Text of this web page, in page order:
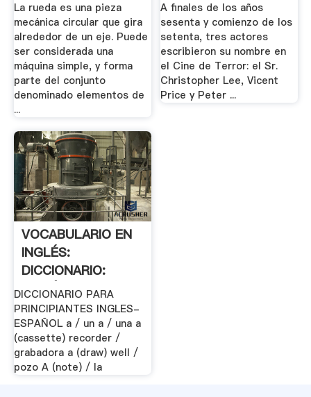
La rueda es una pieza
mecánica circular que gira
alrededor de un eje. Puede
ser considerada una
máquina simple, y forma
parte del conjunto
denominado elementos de
...
A finales de los años
sesenta y comienzo de los
setenta, tres actores
escribieron su nombre en
el Cine de Terror: el Sr.
Christopher Lee, Vicent
Price y Peter ...
VOCABULARIO EN
INGLÉS:
DICCIONARIO:
INGLÉS .
DICCIONARIO PARA
PRINCIPIANTES INGLES-
ESPAÑOL a / un a / una a
(cassette) recorder /
grabadora a (draw) well /
pozo A (note) / la